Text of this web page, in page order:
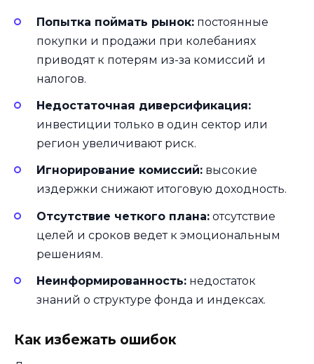
Попытка поймать рынок: постоянные
покупки и продажи при колебаниях
приводят к потерям из-за комиссий и
налогов.
Недостаточная диверсификация:
инвестиции только в один сектор или
регион увеличивают риск.
Игнорирование комиссий: высокие
издержки снижают итоговую доходность.
Отсутствие четкого плана: отсутствие
целей и сроков ведет к эмоциональным
решениям.
Неинформированность: недостаток
знаний о структуре фонда и индексах.
Как избежать ошибок